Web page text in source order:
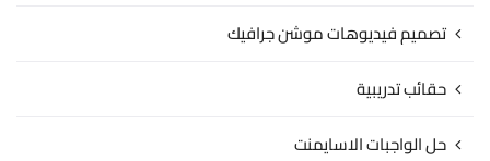
تصميم فيديوهات موشن جرافيك
حقائب تدريبية
حل الواجبات الاسايمنت